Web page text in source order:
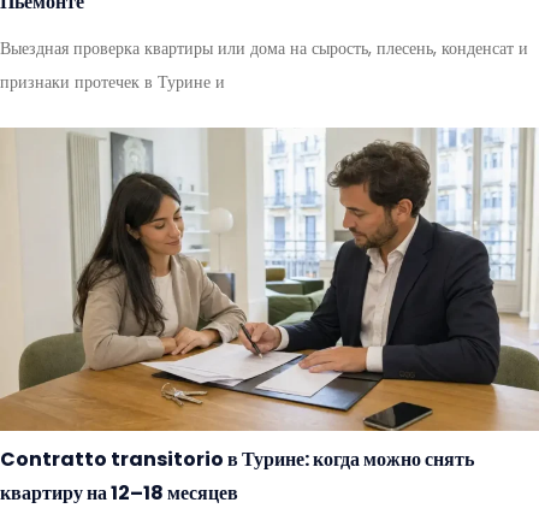
Выездная проверка квартиры или дома на сырость, плесень, конденсат и
признаки протечек в Турине и
Contratto transitorio в Турине: когда можно снять
квартиру на 12–18 месяцев